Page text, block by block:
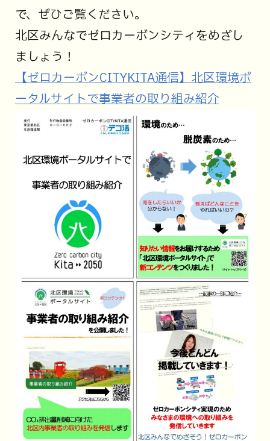
で、ぜひご覧ください。
北区みんなでゼロカーボンシティをめざし
ましょう！
【ゼロカーボンCITYKITA通信】北区環境ポ
ータルサイトで事業者の取り組み紹介